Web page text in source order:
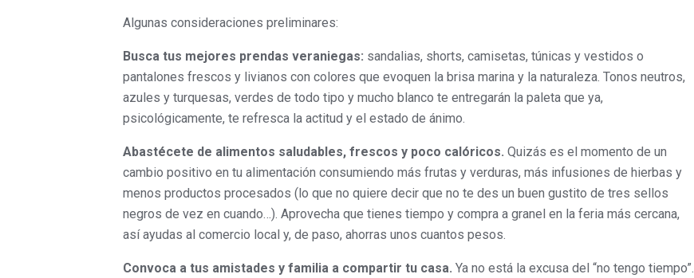
Algunas consideraciones preliminares:
Busca tus mejores prendas veraniegas: sandalias, shorts, camisetas, túnicas y vestidos o
pantalones frescos y livianos con colores que evoquen la brisa marina y la naturaleza. Tonos neutros,
azules y turquesas, verdes de todo tipo y mucho blanco te entregarán la paleta que ya,
psicológicamente, te refresca la actitud y el estado de ánimo.
Abastécete de alimentos saludables, frescos y poco calóricos. Quizás es el momento de un
cambio positivo en tu alimentación consumiendo más frutas y verduras, más infusiones de hierbas y
menos productos procesados (lo que no quiere decir que no te des un buen gustito de tres sellos
negros de vez en cuando…). Aprovecha que tienes tiempo y compra a granel en la feria más cercana,
así ayudas al comercio local y, de paso, ahorras unos cuantos pesos.
Convoca a tus amistades y familia a compartir tu casa. Ya no está la excusa del “no tengo tiempo”.